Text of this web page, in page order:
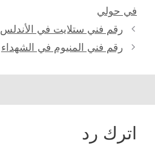
في حولي
رقم فني ستلايت في الأندلس
رقم فني المنيوم في الشهداء
اترك رد